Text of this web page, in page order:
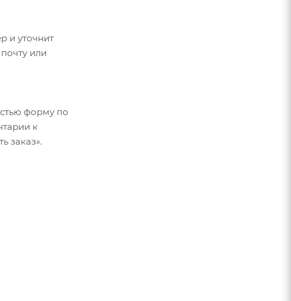
и уточнит
или
форму по
к
заказ».